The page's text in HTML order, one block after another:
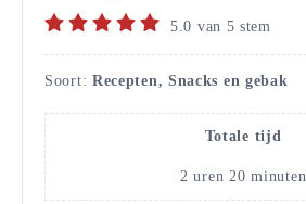
5.0 van 5 stem
Soort: Recepten, Snacks en gebak
Totale tijd
2 uren 20 minuten